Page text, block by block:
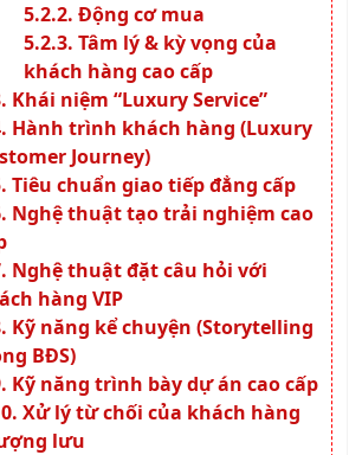
Động cơ mua
Tâm lý & kỳ vọng của
khách hàng cao cấp
Khái niệm “Luxury Service”
Hành trình khách hàng (Luxury
Journey)
Tiêu chuẩn giao tiếp đẳng cấp
Nghệ thuật tạo trải nghiệm cao
Nghệ thuật đặt câu hỏi với
hàng VIP
Kỹ năng kể chuyện (Storytelling
BĐS)
Kỹ năng trình bày dự án cao cấp
Xử lý từ chối của khách hàng
lưu